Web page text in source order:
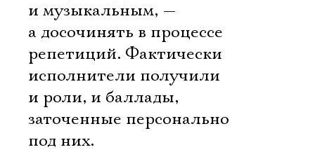
и музыкальным, —
а досочинять в процессе
репетиций. Фактически
исполнители получили
и роли, и баллады,
заточенные персонально
под них.